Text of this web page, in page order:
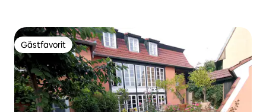
Gästfavorit
Gästfavorit